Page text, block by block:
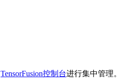
TensorFusion控制台进行集中管理。